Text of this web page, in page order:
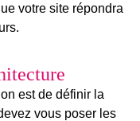
votre site répondra
est de définir la
vous poser les